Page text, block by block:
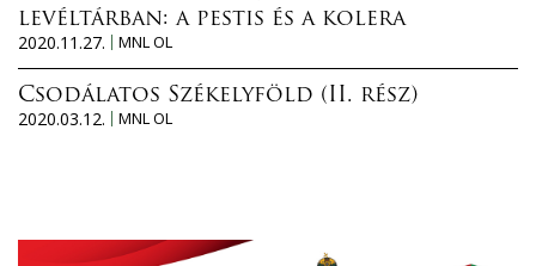
levéltárban: a pestis és a kolera
2020.11.27.
MNL OL
Csodálatos Székelyföld (II. rész)
2020.03.12.
MNL OL